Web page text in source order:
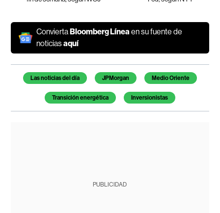
ConviertaBloomberg Líneaen su fuente de
noticiasaquí
Temas de este artículo
Las noticias del día JPMorgan Medio Oriente
Transición energética Inversionistas
PUBLICIDAD